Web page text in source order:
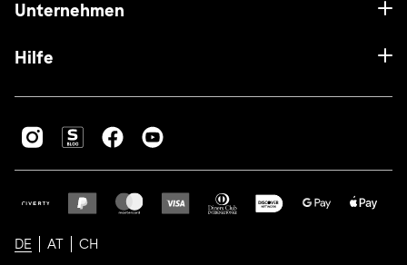
Unternehmen
Hilfe
DE AT CH